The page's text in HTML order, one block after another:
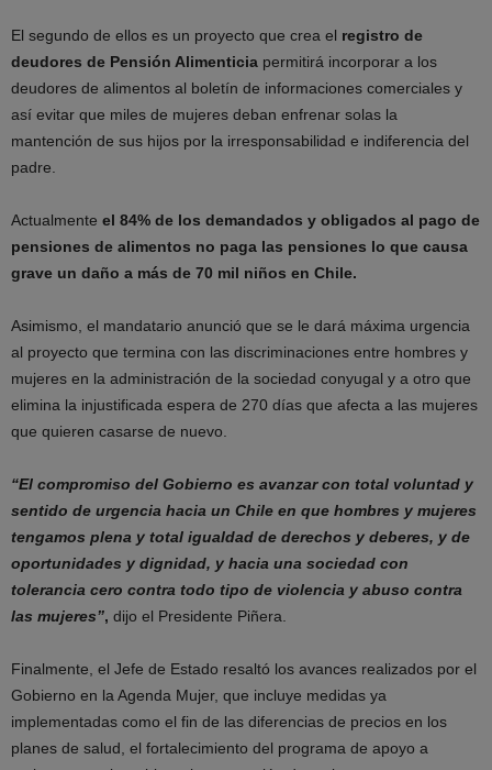
El segundo de ellos es un proyecto que crea el registro de
deudores de Pensión Alimenticia permitirá incorporar a los
deudores de alimentos al boletín de informaciones comerciales y
así evitar que miles de mujeres deban enfrenar solas la
mantención de sus hijos por la irresponsabilidad e indiferencia del
padre.
Actualmente el 84% de los demandados y obligados al pago de
pensiones de alimentos no paga las pensiones lo que causa
grave un daño a más de 70 mil niños en Chile.
Asimismo, el mandatario anunció que se le dará máxima urgencia
al proyecto que termina con las discriminaciones entre hombres y
mujeres en la administración de la sociedad conyugal y a otro que
elimina la injustificada espera de 270 días que afecta a las mujeres
que quieren casarse de nuevo.
“El compromiso del Gobierno es avanzar con total voluntad y
sentido de urgencia hacia un Chile en que hombres y mujeres
tengamos plena y total igualdad de derechos y deberes, y de
oportunidades y dignidad, y hacia una sociedad con
tolerancia cero contra todo tipo de violencia y abuso contra
las mujeres”, dijo el Presidente Piñera.
Finalmente, el Jefe de Estado resaltó los avances realizados por el
Gobierno en la Agenda Mujer, que incluye medidas ya
implementadas como el fin de las diferencias de precios en los
planes de salud, el fortalecimiento del programa de apoyo a